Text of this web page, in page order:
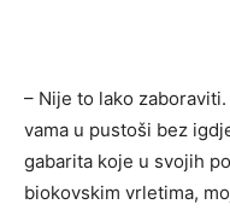
– Nije to lako
vama u pustoši bez
gabarita koje u svojih
biokovskim vrletima,